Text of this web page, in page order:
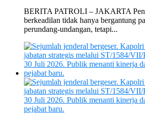
BERITA PATROLI – JAKARTA
berkeadilan tidak hanya bergantung
perundang-undangan, tetapi...